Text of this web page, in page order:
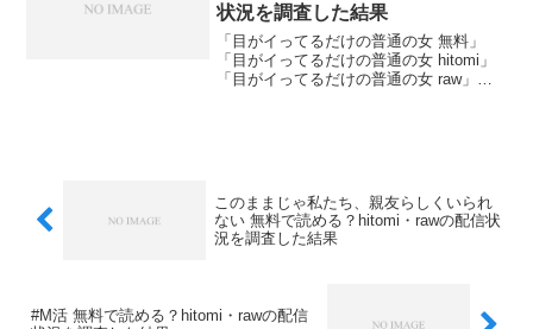
状況を調査した結果
「目がイってるだけの普通の女 無料」
「目がイってるだけの普通の女 hitomi」
「目がイってるだけの普通の女 raw」と
このままじゃ私たち、親友らしくいられ
ない 無料で読める？hitomi・rawの配信状
況を調査した結果
#M活 無料で読める？hitomi・rawの配信